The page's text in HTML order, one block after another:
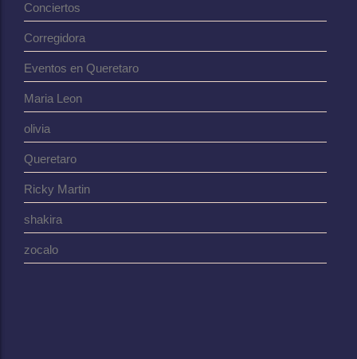
Conciertos
Corregidora
Eventos en Queretaro
Maria Leon
olivia
Queretaro
Ricky Martin
shakira
zocalo